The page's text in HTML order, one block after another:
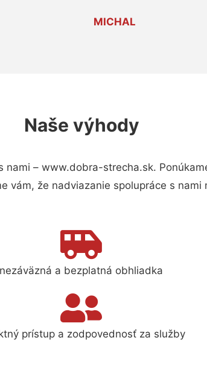
MICHAL
Naše výhody
nami – www.dobra-strecha.sk.
vám, že nadviazanie spolupráce s
nezáväzná a bezplatná obhliadka
prístup a zodpovednosť za služby